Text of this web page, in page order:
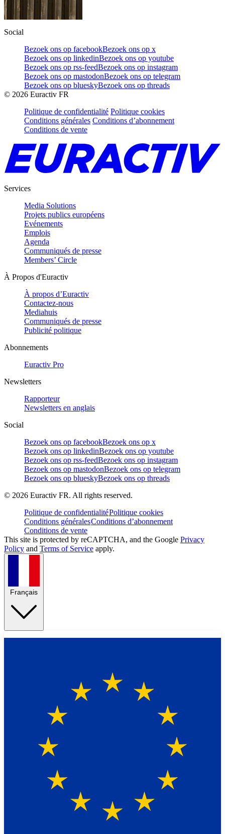
Social
Bezoek ons op facebookBezoek ons op x
Bezoek ons op linkedinBezoek ons op youtube
Bezoek ons op rss-feedBezoek ons op instagram
Bezoek ons op mastodonBezoek ons op telegram
Bezoek ons op blueskyBezoek ons op threads
© 2026 Euractiv FR
Politique de confidentialité Politique cookies
Conditions générales Conditions d’abonnement
Conditions de vente
Services
Media Solutions
Projets publics européens
Evénements
Emplois
Agenda
Communiqués de presse
Members’ Circle
À Propos d'Euractiv
À propos d’Euractiv
Contactez-nous
Mediahuis
Communiqués de presse
Publicité politique
Abonnements
Euractiv Pro
Newsletters
Rapporteur
Newsletters en anglais
Social
Bezoek ons op facebookBezoek ons op x
Bezoek ons op linkedinBezoek ons op youtube
Bezoek ons op rss-feedBezoek ons op instagram
Bezoek ons op mastodonBezoek ons op telegram
Bezoek ons op blueskyBezoek ons op threads
© 2026 Euractiv FR. All rights reserved.
Politique de confidentialitéPolitique cookies
Conditions généralesConditions d’abonnement
Conditions de vente
This site is protected by reCAPTCHA, and the Google Privacy
Policy and Terms of Service apply.
Français